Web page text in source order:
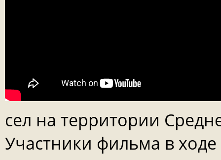
сел на территории
Участники фильма в